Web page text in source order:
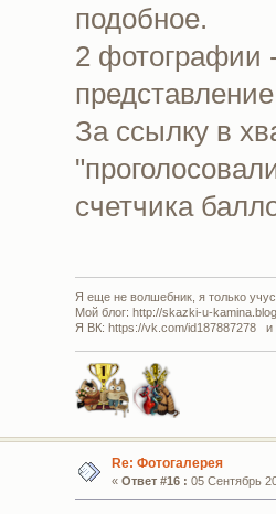
подобное.
2 фотографии
За ссылку в
счетчика
Я еще не волшебник, я только
Мой блог: http://skazki-u-
Я ВК: https://vk.com/id187887278 и
Re: Фотогалерея
« Ответ #16 : 05 Сентябрь